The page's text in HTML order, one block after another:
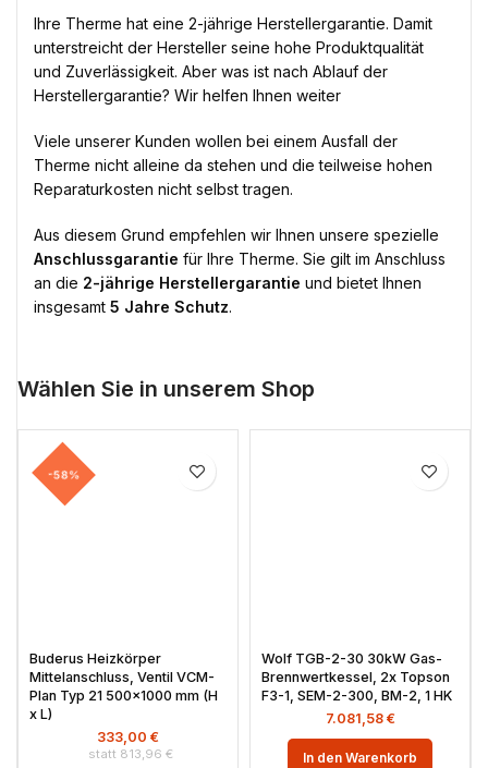
Ihre Therme hat eine 2-jährige Herstellergarantie. Damit
unterstreicht der Hersteller seine hohe Produktqualität
und Zuverlässigkeit. Aber was ist nach Ablauf der
Herstellergarantie? Wir helfen Ihnen weiter
Viele unserer Kunden wollen bei einem Ausfall der
Therme nicht alleine da stehen und die teilweise hohen
Reparaturkosten nicht selbst tragen.
Aus diesem Grund empfehlen wir Ihnen unsere spezielle
Anschlussgarantie für Ihre Therme. Sie gilt im Anschluss
an die 2-jährige Herstellergarantie und bietet Ihnen
insgesamt 5 Jahre Schutz.
Wählen Sie in unserem Shop
-58%
Buderus Heizkörper
Mittelanschluss, Ventil VCM-
Plan Typ 21 500×1000 mm (H
x L)
813,96 €
333,00 €
Wolf TGB-2-30 30kW Gas-
Brennwertkessel, 2x Topson
F3-1, SEM-2-300, BM-2, 1 HK
7.081,58 €
In den Warenkorb